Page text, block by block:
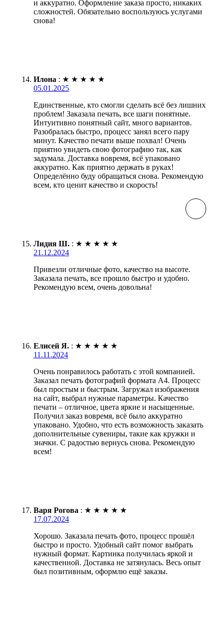
и аккуратно. Оформление заказа просто, никаких
сложностей. Обязательно воспользуюсь услугами
снова!
Илона : ★ ★ ★ ★ ★
05.01.2025
Единственные, кто смогли сделать всё без лишних
проблем! Заказала печать, все шаги понятные.
Интуитивно понятный сайт, много вариантов.
Разобралась быстро, процесс занял всего пару
минут. Качество печати выше похвал! Очень
приятно увидеть свою фотографию так, как
задумала. Доставка вовремя, всё упаковано
аккуратно. Как приятно держать в руках!
Определённо буду обращаться снова. Рекомендую
всем, кто ценит качество и скорость!
Лидия Ш. : ★ ★ ★ ★ ★
21.12.2024
Привезли отличные фото, качество на высоте.
Заказала печать, все прошло быстро и удобно.
Рекомендую всем, очень довольна!
Елисей Я. : ★ ★ ★ ★ ★
11.11.2024
Очень понравилось работать с этой компанией.
Заказал печать фотографий формата А4. Процесс
был простым и быстрым. Загружал изображения
на сайт, выбрал нужные параметры. Качество
печати – отличное, цвета яркие и насыщенные.
Получил заказ вовремя, всё было аккуратно
упаковано. Удобно, что есть возможность заказать
дополнительные сувениры, такие как кружки и
значки. С радостью вернусь снова. Рекомендую
всем!
Варя Рогова : ★ ★ ★ ★ ★
17.07.2024
Хорошо. Заказала печать фото, процесс прошёл
быстро и просто. Удобный сайт помог выбрать
нужный формат. Картинка получилась яркой и
качественной. Доставка не затянулась. Весь опыт
был позитивным, оформлю ещё заказы.